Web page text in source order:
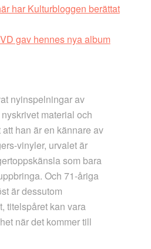
har Kulturbloggen berättat
gav hennes nya album
nyinspelningar av
material och
han är en kännare av
vinyler, urvalet är
som bara
Och 71-åriga
är dessutom
titelspåret kan vara
när det kommer till